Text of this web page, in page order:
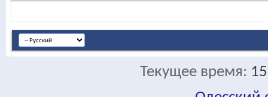
Текущее время: